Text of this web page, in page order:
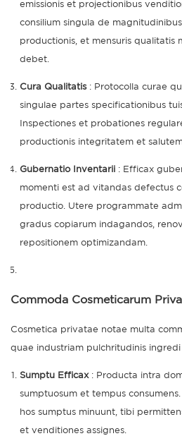
emissionis et projectionibus
consilium singula de
productionis, et mensuris qualitatis
debet.
Cura Qualitatis: Protocolla curae
singulae partes specificationibus
Inspectiones et probationes
productionis integritatem et
Gubernatio Inventarii : Efficax
momenti est ad vitandas defectus
productio. Utere programmate
gradus copiarum indagandos,
repositionem optimizandam.
Commoda Cosmeticarum
Cosmetica privatae notae multa
quae industriam pulchritudinis
Sumptu Efficax: Producta intra
sumptuosum et tempus
hos sumptus minuunt, tibi
et venditiones assignes.